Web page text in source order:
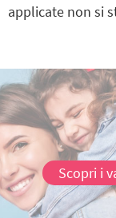
applicate non si
Scopri i